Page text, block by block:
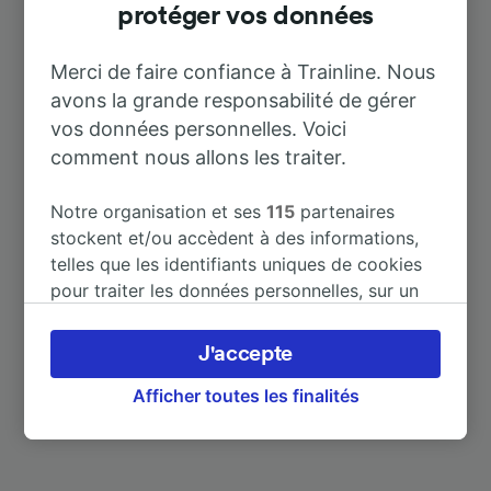
Destinations populaires depuis
Durée
À Dresden Hbf 2 h 51 m
À Hannover Hbf 2 h 46 m
protéger vos données
Merci de faire confiance à Trainline. Nous
avons la grande responsabilité de gérer
vos données personnelles. Voici
comment nous allons les traiter.
Notre organisation et ses115 partenaires
stockent et/ou accèdent à des informations,
telles que les identifiants uniques de cookies
pour traiter les données personnelles, sur un
préférences, notamment en exerçant votre
droit d’opposition à l’intérêt légitime, en
cliquant ci-dessous ou à tout moment sur la
Afficher toutes les finalités
J'accepte